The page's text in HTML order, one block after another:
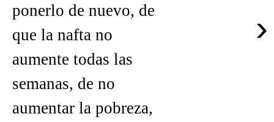
ponerlo de nuevo, de
que la nafta no
aumente todas las
semanas, de no
aumentar la pobreza,
›